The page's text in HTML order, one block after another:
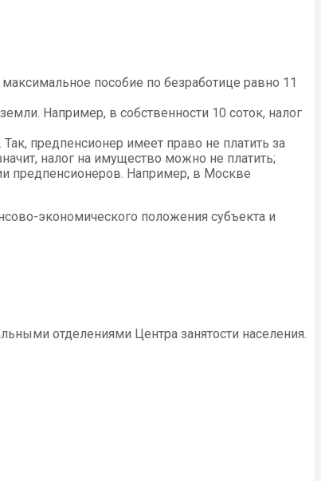
пособие по безработице равно 11
Например, в собственности 10 соток, налог
предпенсионер имеет право не платить за
налог на имущество можно не платить;
предпенсионеров. Например, в Москве
экономического положения субъекта и
отделениями Центра занятости населения.